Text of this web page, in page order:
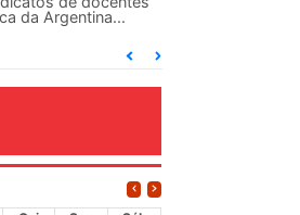
seções sindicais e o